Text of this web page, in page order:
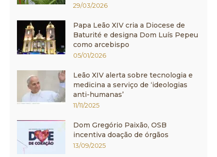
29/03/2026
Papa Leão XIV cria a Diocese de
Baturité e designa Dom Luís Pepeu
como arcebispo
05/01/2026
Leão XIV alerta sobre tecnologia e
medicina a serviço de ‘ideologias
anti-humanas’
11/11/2025
Dom Gregório Paixão, OSB
incentiva doação de órgãos
13/09/2025